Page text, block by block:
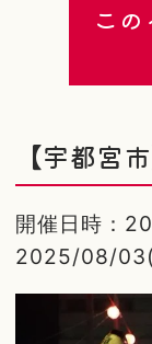
こ
【宇都宮
開催日時：
2025/08/